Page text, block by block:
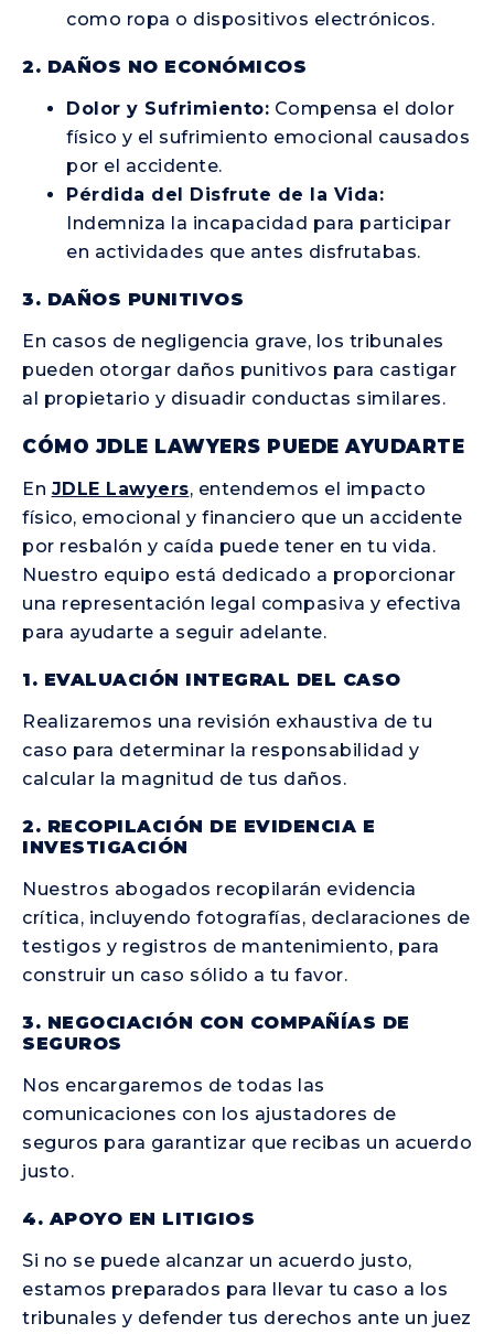
como ropa o dispositivos electrónicos.
2. DAÑOS NO ECONÓMICOS
Dolor y Sufrimiento: Compensa el dolor
físico y el sufrimiento emocional causados
por el accidente.
Pérdida del Disfrute de la Vida:
Indemniza la incapacidad para participar
en actividades que antes disfrutabas.
3. DAÑOS PUNITIVOS
En casos de negligencia grave, los tribunales
pueden otorgar daños punitivos para castigar
al propietario y disuadir conductas similares.
CÓMO JDLE LAWYERS PUEDE AYUDARTE
En JDLE Lawyers, entendemos el impacto
físico, emocional y financiero que un accidente
por resbalón y caída puede tener en tu vida.
Nuestro equipo está dedicado a proporcionar
una representación legal compasiva y efectiva
para ayudarte a seguir adelante.
1. EVALUACIÓN INTEGRAL DEL CASO
Realizaremos una revisión exhaustiva de tu
caso para determinar la responsabilidad y
calcular la magnitud de tus daños.
2. RECOPILACIÓN DE EVIDENCIA E
INVESTIGACIÓN
Nuestros abogados recopilarán evidencia
crítica, incluyendo fotografías, declaraciones de
testigos y registros de mantenimiento, para
construir un caso sólido a tu favor.
3. NEGOCIACIÓN CON COMPAÑÍAS DE
SEGUROS
Nos encargaremos de todas las
comunicaciones con los ajustadores de
seguros para garantizar que recibas un acuerdo
justo.
4. APOYO EN LITIGIOS
Si no se puede alcanzar un acuerdo justo,
estamos preparados para llevar tu caso a los
tribunales y defender tus derechos ante un juez